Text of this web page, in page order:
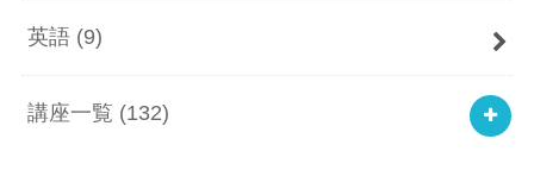
英語 (9)
講座一覧 (132)